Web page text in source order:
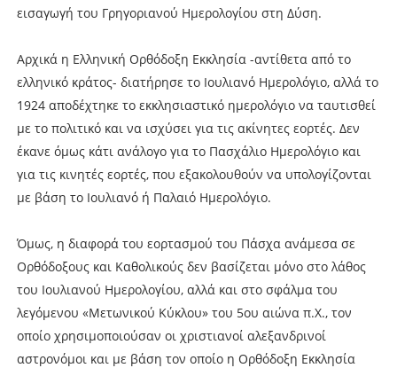
εισαγωγή του Γρηγοριανού Ημερολογίου στη Δύση.
Αρχικά η Ελληνική Ορθόδοξη Εκκλησία -αντίθετα από το
ελληνικό κράτος- διατήρησε το Ιουλιανό Ημερολόγιο, αλλά το
1924 αποδέχτηκε το εκκλησιαστικό ημερολόγιο να ταυτισθεί
με το πολιτικό και να ισχύσει για τις ακίνητες εορτές. Δεν
έκανε όμως κάτι ανάλογο για το Πασχάλιο Ημερολόγιο και
για τις κινητές εορτές, που εξακολουθούν να υπολογίζονται
με βάση το Ιουλιανό ή Παλαιό Ημερολόγιο.
Όμως, η διαφορά του εορτασμού του Πάσχα ανάμεσα σε
Ορθόδοξους και Καθολικούς δεν βασίζεται μόνο στο λάθος
του Ιουλιανού Ημερολογίου, αλλά και στο σφάλμα του
λεγόμενου «Μετωνικού Κύκλου» του 5ου αιώνα π.Χ., τον
οποίο χρησιμοποιούσαν οι χριστιανοί αλεξανδρινοί
αστρονόμοι και με βάση τον οποίο η Ορθόδοξη Εκκλησία